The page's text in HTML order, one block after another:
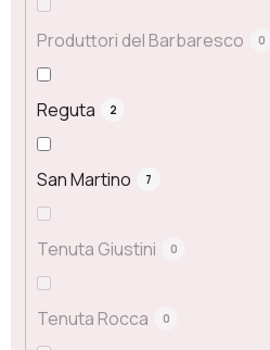
Produttori del Barbaresco 0
Reguta 2
San Martino 7
Tenuta Giustini 0
Tenuta Rocca 0